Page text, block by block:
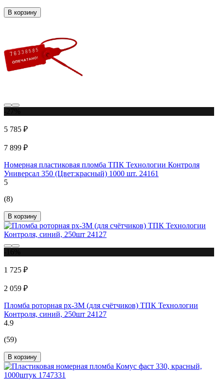
В корзину
5 785 ₽
7 899 ₽
Номерная пластиковая пломба ТПК Технологии Контроля
Универсал 350 (Цвет:красный) 1000 шт. 24161
5
(8)
В корзину
1 725 ₽
2 059 ₽
Пломба роторная рх-3М (для счётчиков) ТПК Технологии
Контроля, синий, 250шт 24127
4.9
(59)
В корзину